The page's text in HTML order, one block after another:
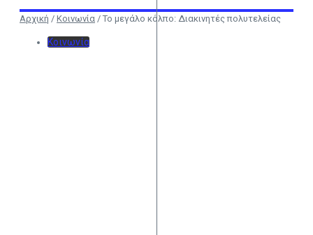
Αρχική / Κοινωνία / Το μεγάλο κόλπο: Διακινητές πολυτελείας
Κοινωνία